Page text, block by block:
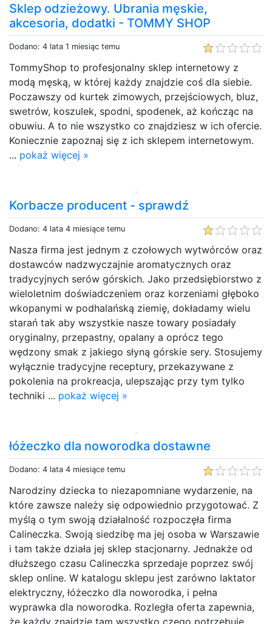
Sklep odzieżowy. Ubrania męskie,
akcesoria, dodatki - TOMMY SHOP
Dodano: 4 lata 1 miesiąc temu
TommyShop to profesjonalny sklep internetowy z
modą męską, w której każdy znajdzie coś dla siebie.
Poczawszy od kurtek zimowych, przejściowych, bluz,
swetrów, koszulek, spodni, spodenek, aż kończąc na
obuwiu. A to nie wszystko co znajdziesz w ich ofercie.
Koniecznie zapoznaj się z ich sklepem internetowym.
... pokaż więcej »
Korbacze producent - sprawdź
Dodano: 4 lata 4 miesiące temu
Nasza firma jest jednym z czołowych wytwórców oraz
dostawców nadzwyczajnie aromatycznych oraz
tradycyjnych serów górskich. Jako przedsiębiorstwo z
wieloletnim doświadczeniem oraz korzeniami głęboko
wkopanymi w podhalańską ziemię, dokładamy wielu
starań tak aby wszystkie nasze towary posiadały
oryginalny, przepastny, opalany a oprócz tego
wędzony smak z jakiego słyną górskie sery. Stosujemy
wyłącznie tradycyjne receptury, przekazywane z
pokolenia na prokreacja, ulepszając przy tym tylko
techniki ... pokaż więcej »
łóżeczko dla noworodka dostawne
Dodano: 4 lata 4 miesiące temu
Narodziny dziecka to niezapomniane wydarzenie, na
które zawsze należy się odpowiednio przygotować. Z
myślą o tym swoją działalność rozpoczęła firma
Calineczka. Swoją siedzibę ma jej osoba w Warszawie
i tam także działa jej sklep stacjonarny. Jednakże od
dłuższego czasu Calineczka sprzedaje poprzez swój
sklep online. W katalogu sklepu jest zarówno laktator
elektryczny, łóżeczko dla noworodka, i pełna
wyprawka dla noworodka. Rozległa oferta zapewnia,
że każdy znajdzie tam wszystko czego potrzebuje...